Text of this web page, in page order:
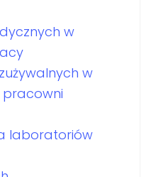
w
w
laboratoriów